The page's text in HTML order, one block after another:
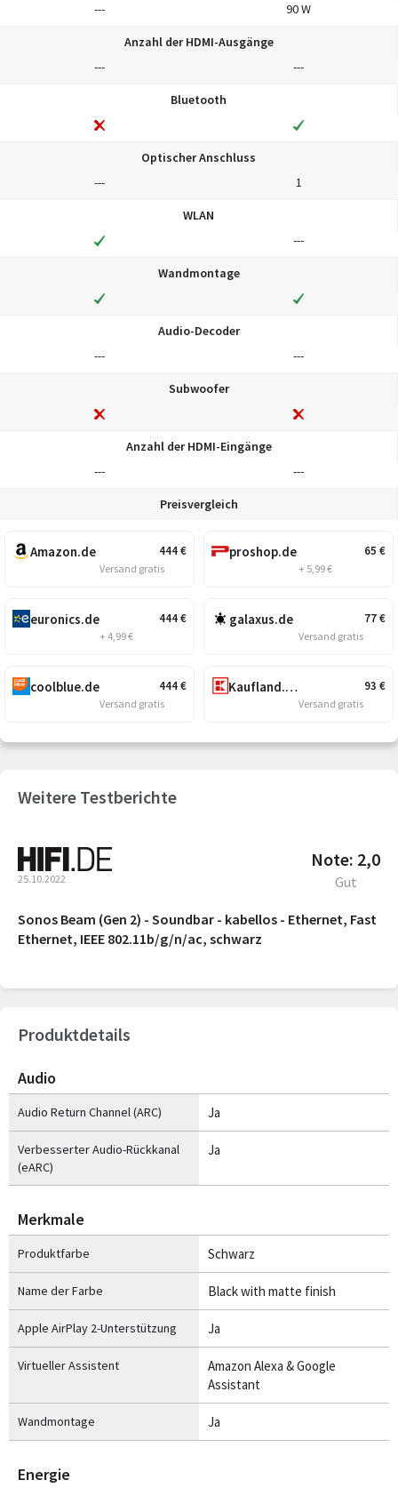
---
90 W
Anzahl der HDMI-Ausgänge
---
---
Bluetooth
Optischer Anschluss
---
1
WLAN
---
Wandmontage
Audio-Decoder
---
---
Subwoofer
Anzahl der HDMI-Eingänge
---
---
Preisvergleich
444€
Amazon.de
Versand gratis
444€
euronics.de
+ 4,99 €
444€
coolblue.de
Versand gratis
65 €
proshop.de
+ 5,99 €
77€
galaxus.de
Versand gratis
93 €
Kaufland.de
Versand gratis
Weitere Testberichte
25.10.2022
Note: 2,0
Gut
Sonos Beam (Gen 2) - Soundbar - kabellos - Ethernet, Fast
Ethernet, IEEE 802.11b/g/n/ac, schwarz
Produktdetails
Audio
Audio Return Channel (ARC) Ja
Verbesserter Audio-Rückkanal
(eARC)
Ja
Merkmale
Produktfarbe Schwarz
Name der Farbe Black with matte finish
Apple AirPlay 2-Unterstützung Ja
Virtueller Assistent
Amazon Alexa & Google
Assistant
Wandmontage Ja
Energie